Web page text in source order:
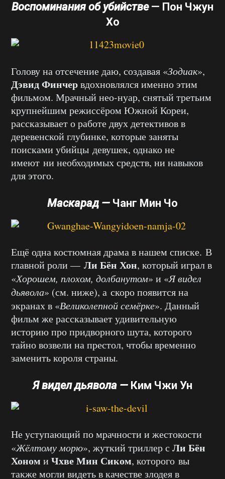
Воспоминания об убийстве— Пон Чжун
Хо
Голову на отсечение даю, создавая «Зодиак»,
Дэвид Финчервдохновлялся именно этим
фильмом. Мрачный нео-нуар, снятый третьим
крупнейшим режиссёром Южной Кореи,
рассказывает о работе двух детективов в
деревенской глубинке, которые заняты
поисками убийцы девушек, однако не
имеют ни необходимых средств, ни навыков
для этого.
Маскарад — Чанг Мин Чо
Ещё одна костюмная драма в нашем списке. В
главной роли — Ли Бён Хон, который играл в
«Хорошем, плохом, долбанутом» и «Я видел
дьявола» (см. ниже), а скоро появится на
экранах в «Великолепной семёрке». Данный
фильм же рассказывает удивительную
историю про придворного шута, которого
тайно возвели на престол, чтобы временно
заменить короля страны.
Я видел дьявола — Ким Чжи Ун
Не уступающий по мрачности и жестокости
«Жёлтому морю», жуткий триллер с Ли Бён
Хоном и Чхве Мин Сиком, которого вы
также могли видеть в качестве злодея в